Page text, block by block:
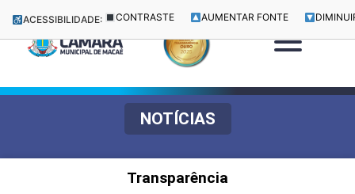
ACESSIBILIDADE: CONTRASTE AUMENTAR FONTE
NOTÍCIAS
Transparência